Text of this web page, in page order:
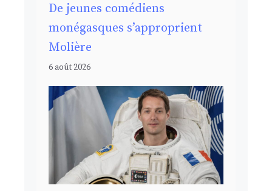
De jeunes comédiens
monégasques s’approprient
Molière
6 août 2026